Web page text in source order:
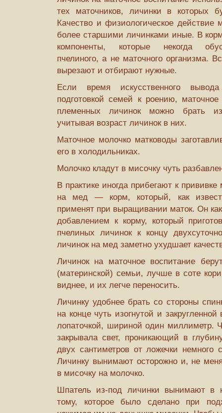
тех маточников, личинки в которых
Качество и физиологическое действие
более старшими личинками иные. В
компоненты, которые некогда
пчелиного, а не маточного организма.
вырезают и отбирают нужные.
Если время искусственного
подготовкой семей к роению,
племенных личинок можно брать
учитывая возраст личинок в них.
Маточное молочко матководы
его в холодильниках.
Молочко кладут в мисочку чуть
В практике иногда прибегают к
на мед — корм, который, как
применят при выращивании маток. Он
добавлением к корму, который
пчелиных личинок к концу
личинок на мед заметно ухудшает
Личинок на маточное воспитание
(материнской) семьи, лучше в соте
виднее, и их легче переносить.
Личинку удобнее брать со стороны
на конце чуть изогнутой и
лопаточкой, шириной один миллиметр.
закрывала свет, проникающий в
двух сантиметров от ложечки немного
Личинку вынимают осторожно и, не
в мисочку на молочко.
Шпатель из-под личинки вынимают в
тому, которое было сделано при